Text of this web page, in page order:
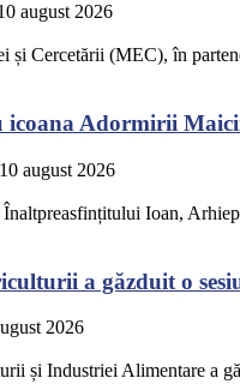
august 2026
și Cercetării (MEC), în
icoana Adormirii
10 august 2026
Ioan,
a găzduit o
2026
și Industriei Alimentare a